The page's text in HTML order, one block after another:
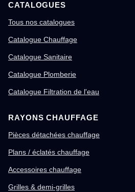
CATALOGUES
Tous nos catalogues
Catalogue Chauffage
Catalogue Sanitaire
Catalogue Plomberie
Catalogue Filtration de l'eau
RAYONS CHAUFFAGE
Pièces détachées chauffage
Plans / éclatés chauffage
Accessoires chauffage
Grilles & demi-grilles